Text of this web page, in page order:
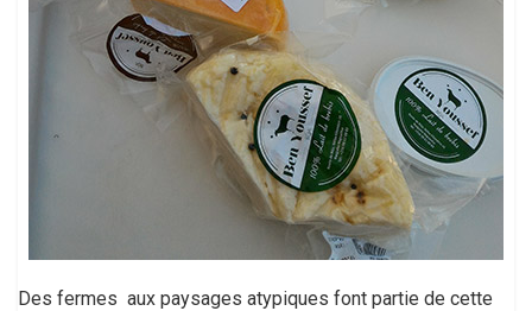
Des fermes aux paysages atypiques font partie de cette